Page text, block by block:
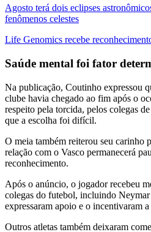
Agosto terá dois eclipses
fenômenos celestes
Life Genomics recebe
Saúde mental foi fator
Na publicação, Coutinho expressou
clube havia chegado ao fim após o
respeito pela torcida, pelos colegas
que a escolha foi difícil.
O meia também reiterou seu carinho
relação com o Vasco permanecerá
reconhecimento.
Após o anúncio, o jogador recebeu
colegas do futebol, incluindo
expressaram apoio e o incentivaram
Outros atletas também deixaram